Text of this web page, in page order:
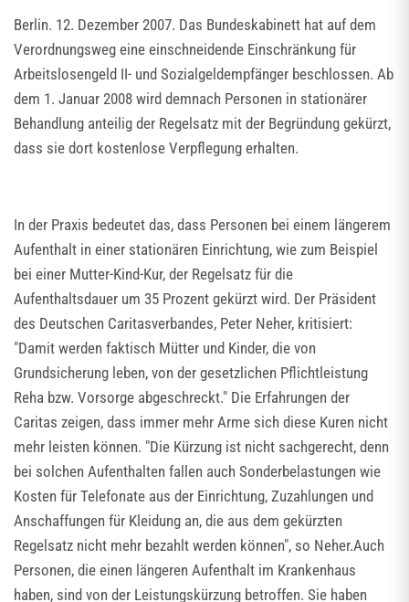
Berlin. 12. Dezember 2007. Das Bundeskabinett hat auf dem
Verordnungsweg eine einschneidende Einschränkung für
Arbeitslosengeld II- und Sozialgeldempfänger beschlossen. Ab
dem 1. Januar 2008 wird demnach Personen in stationärer
Behandlung anteilig der Regelsatz mit der Begründung gekürzt,
dass sie dort kostenlose Verpflegung erhalten.
In der Praxis bedeutet das, dass Personen bei einem längerem
Aufenthalt in einer stationären Einrichtung, wie zum Beispiel
bei einer Mutter-Kind-Kur, der Regelsatz für die
Aufenthaltsdauer um 35 Prozent gekürzt wird. Der Präsident
des Deutschen Caritasverbandes, Peter Neher, kritisiert:
"Damit werden faktisch Mütter und Kinder, die von
Grundsicherung leben, von der gesetzlichen Pflichtleistung
Reha bzw. Vorsorge abgeschreckt." Die Erfahrungen der
Caritas zeigen, dass immer mehr Arme sich diese Kuren nicht
mehr leisten können. "Die Kürzung ist nicht sachgerecht, denn
bei solchen Aufenthalten fallen auch Sonderbelastungen wie
Kosten für Telefonate aus der Einrichtung, Zuzahlungen und
Anschaffungen für Kleidung an, die aus dem gekürzten
Regelsatz nicht mehr bezahlt werden können", so Neher.Auch
Personen, die einen längeren Aufenthalt im Krankenhaus
haben, sind von der Leistungskürzung betroffen. Sie haben